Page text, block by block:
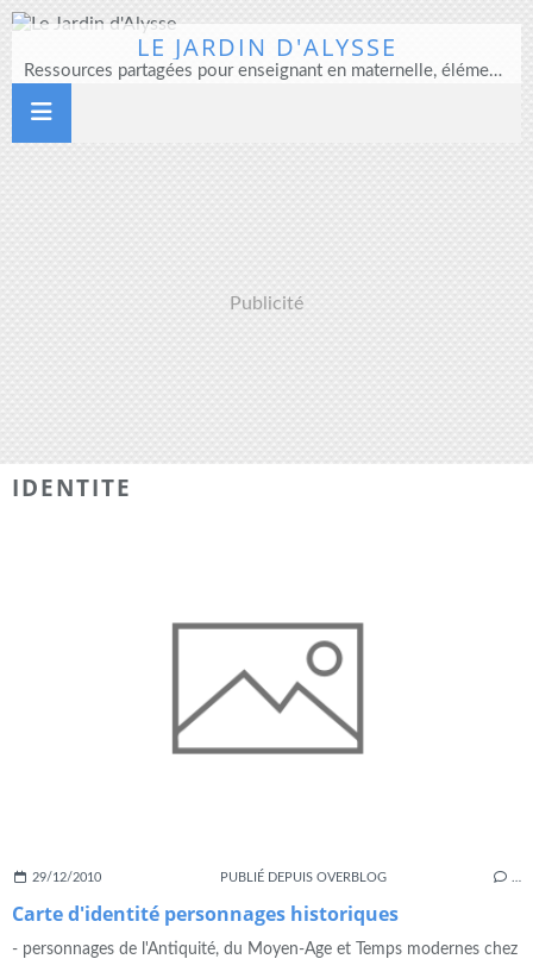
LE JARDIN D'ALYSSE
Ressources partagées pour enseignant en maternelle, élémentaire et direction d'école
Publicité
IDENTITE
29/12/2010 PUBLIÉ DEPUIS OVERBLOG
Carte d'identité personnages historiques
- personnages de l'Antiquité, du Moyen-Age et Temps modernes chez